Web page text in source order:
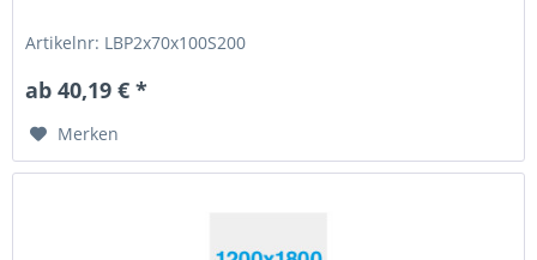
Artikelnr: LBP2x70x100S200
ab 40,19 € *
Merken